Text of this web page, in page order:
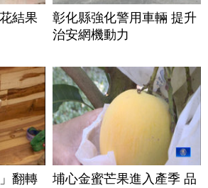
結果
彰化縣強化警用車輛 提升
治安網機動力
翻轉
埔心金蜜芒果進入產季 品